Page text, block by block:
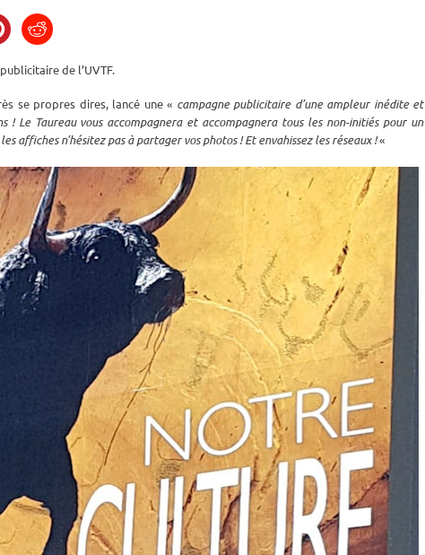
de l’UVTF.
se propres dires, lancé une « campagne publicitaire d’une ampleur inédite et
Le Taureau vous accompagnera et accompagnera tous les non-initiés pour un
affiches n’hésitez pas à partager vos photos ! Et envahissez les réseaux !«